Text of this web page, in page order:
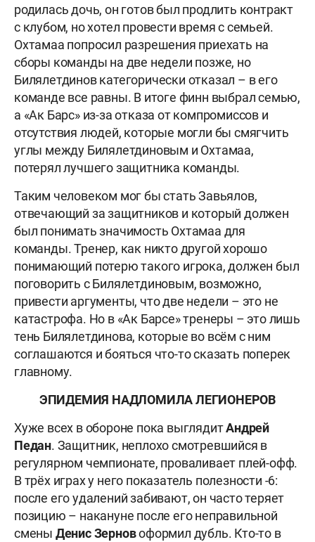
родилась дочь, он готов был продлить контракт
с клубом, но хотел провести время с семьей.
Охтамаа попросил разрешения приехать на
сборы команды на две недели позже, но
Билялетдинов категорически отказал – в его
команде все равны. В итоге финн выбрал семью,
а «Ак Барс» из-за отказа от компромиссов и
отсутствия людей, которые могли бы смягчить
углы между Билялетдиновым и Охтамаа,
потерял лучшего защитника команды.
Таким человеком мог бы стать Завьялов,
отвечающий за защитников и который должен
был понимать значимость Охтамаа для
команды. Тренер, как никто другой хорошо
понимающий потерю такого игрока, должен был
поговорить с Билялетдиновым, возможно,
привести аргументы, что две недели – это не
катастрофа. Но в «Ак Барсе» тренеры – это лишь
тень Билялетдинова, которые во всём с ним
соглашаются и бояться что-то сказать поперек
главному.
ЭПИДЕМИЯ НАДЛОМИЛА ЛЕГИОНЕРОВ
Хуже всех в обороне пока выглядитАндрей
Педан. Защитник, неплохо смотревшийся в
регулярном чемпионате, проваливает плей-офф.
В трёх играх у него показатель полезности -6:
после его удалений забивают, он часто теряет
позицию – накануне после его неправильной
смены Денис Зерновоформил дубль. Кто-то в